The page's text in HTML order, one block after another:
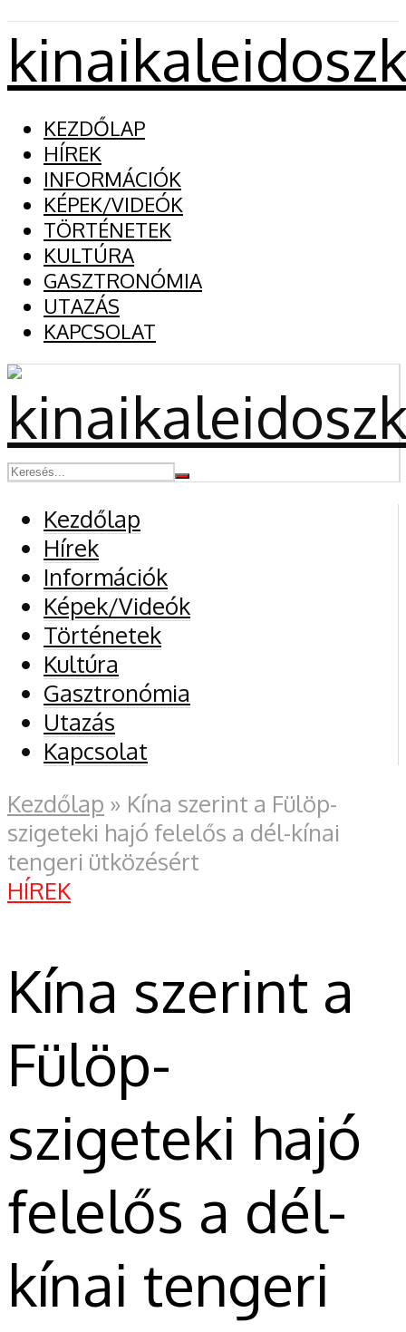
KEZDŐLAP
HÍREK
INFORMÁCIÓK
KÉPEK/VIDEÓK
TÖRTÉNETEK
KULTÚRA
GASZTRONÓMIA
UTAZÁS
KAPCSOLAT
Kezdőlap
Hírek
Információk
Képek/Videók
Történetek
Kultúra
Gasztronómia
Utazás
Kapcsolat
Kezdőlap » Kína szerint a Fülöp-
szigeteki hajó felelős a dél-kínai
tengeri ütközésért
HÍREK
Kína szerint a
Fülöp-
szigeteki hajó
felelős a dél-
kínai tengeri